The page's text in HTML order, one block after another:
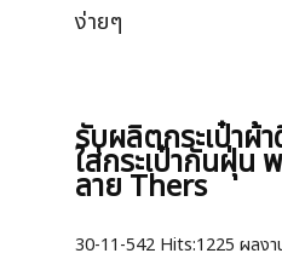
ง่ายๆ
รับผลิตกระเป๋าผ้
ใส่กระเป๋ากันฝุ่น
ลาย Thers
30-11-542 Hits:1225 ผลงา